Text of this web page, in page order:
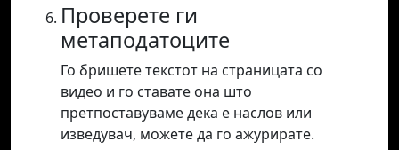
Проверете ги
метаподатоците
Го бришете текстот на страницата со
видео и го ставате она што
претпоставуваме дека е наслов или
изведувач, можете да го ажурирате.